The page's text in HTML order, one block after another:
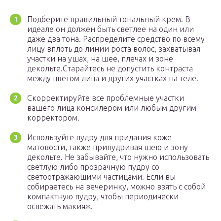
Подберите правильный тональный крем. В
идеале он должен быть светлее на один или
даже два тона. Распределите средство по всему
лицу вплоть до линии роста волос, захватывая
участки на ушах, на шее, плечах и зоне
декольте.Старайтесь не допустить контраста
между цветом лица и других участках на теле.
Скорректируйте все проблемные участки
вашего лица консилером или любым другим
корректором.
Используйте пудру для придания коже
матовости, также припудривая шею и зону
декольте. Не забывайте, что нужно использовать
светлую либо прозрачную пудру со
светоотражающими частицами. Если вы
собираетесь на вечеринку, можно взять с собой
компактную пудру, чтобы периодически
освежать макияж.